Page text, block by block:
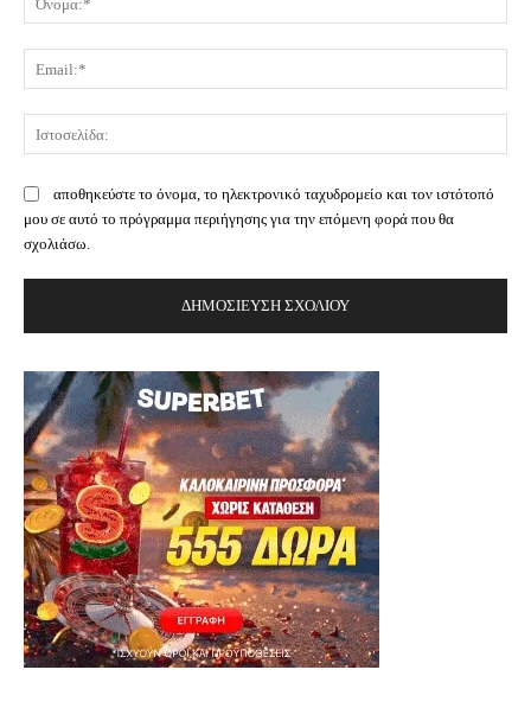
αποθηκεύστε το όνομα, το ηλεκτρονικό ταχυδρομείο και τον ιστότοπό
μου σε αυτό το πρόγραμμα περιήγησης για την επόμενη φορά που θα
σχολιάσω.